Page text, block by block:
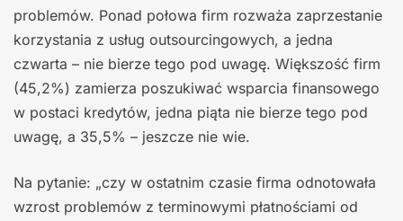
problemów. Ponad połowa firm rozważa zaprzestanie
korzystania z usług outsourcingowych, a jedna
czwarta – nie bierze tego pod uwagę. Większość firm
(45,2%) zamierza poszukiwać wsparcia finansowego
w postaci kredytów, jedna piąta nie bierze tego pod
uwagę, a 35,5% – jeszcze nie wie.
Na pytanie: „czy w ostatnim czasie firma odnotowała
wzrost problemów z terminowymi płatnościami od